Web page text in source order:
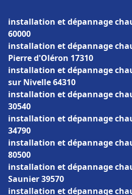
installation et dépannage
60000
installation et dépannage
Pierre d'Oléron 17310
installation et dépannage
sur Nivelle 64310
installation et dépannage
30540
installation et dépannage
34790
installation et dépannage
80500
installation et dépannage
Saunier 39570
installation et dépannage